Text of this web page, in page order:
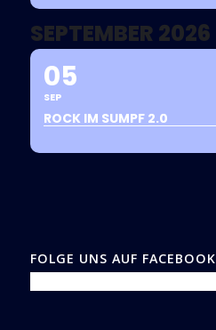
SEPTEMBER 2026
05
SEP
ROCK IM SUMPF 2.0
FOLGE UNS AUF FACEBOOK